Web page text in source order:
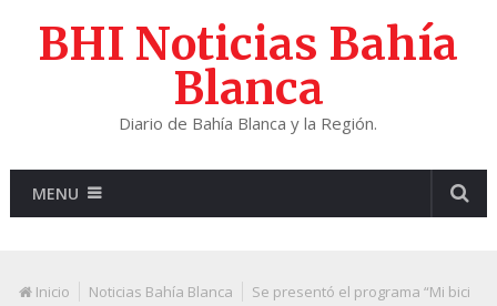
BHI Noticias Bahía
Blanca
Diario de Bahía Blanca y la Región.
MENU
Inicio Noticias Bahía Blanca
Se presentó el programa “Mi bici